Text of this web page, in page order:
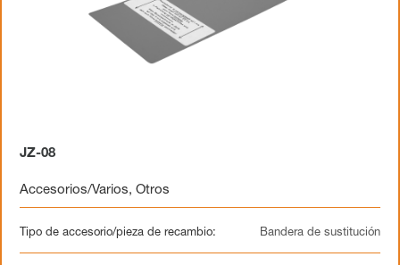
JZ-08
Accesorios/Varios, Otros
Tipo de accesorio/pieza de recambio: Bandera de sustitución